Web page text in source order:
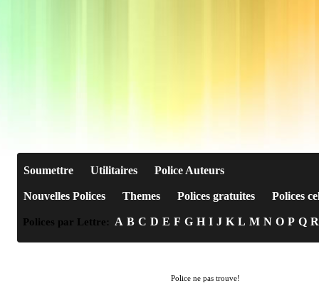
Soumettre Utilitaires Police Auteurs
Nouvelles Polices Themes Polices gratuites Polices
Polices par Lettre: A B C D E F G H I J K L M N O P Q R
Police ne pas trouve!